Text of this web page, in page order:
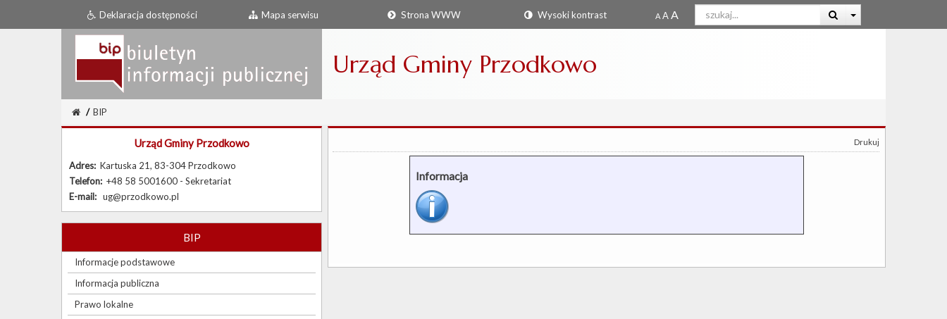
Deklaracja dostępności Mapa serwisu Strona WWW Wysoki kontrast
Urząd Gminy Przodkowo
/ BIP
Urząd Gminy Przodkowo
Adres: Kartuska 21, 83-304 Przodkowo
Telefon: +48 58 5001600 - Sekretariat
E-mail: ug@przodkowo.pl
BIP
Informacje podstawowe
Informacja publiczna
Prawo lokalne
Drukuj
Informacja